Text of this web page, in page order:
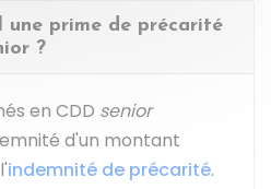
une prime de précarité
?
en CDD senior
d'un montant
indemnité de précarité.